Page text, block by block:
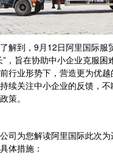
解到，9月12日阿里国际服
”，旨在协助中小企业克服困
行业形势下，营造更为优
续关注中小企业的反馈，
策。
司为您解读阿里国际此次
体措施：